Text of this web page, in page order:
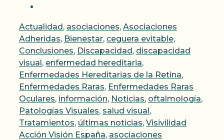
Categorías
Actualidad, asociaciones, Asociaciones
Adheridas, Bienestar, ceguera evitable,
Conclusiones, Discapacidad, discapacidad
visual, enfermedad hereditaria,
Enfermedades Hereditarias de la Retina,
Enfermedades Raras, Enfermedades Raras
Oculares, información, Noticias, oftalmología,
Patologías Visuales, salud visual,
Tratamientos, últimas noticias, Visivilidad
Acción Visión España, asociaciones